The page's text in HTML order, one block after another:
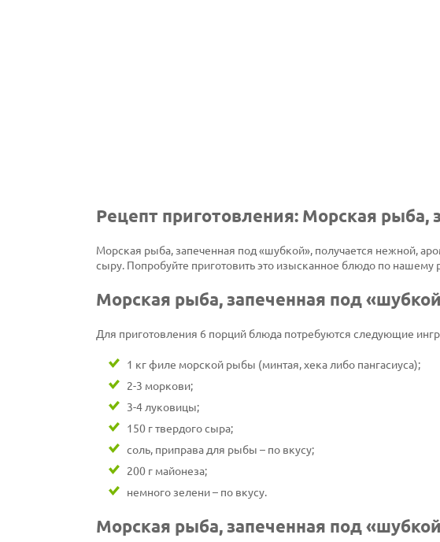
Рецепт приготовления: Морская рыба,
Морская рыба, запеченная под «шубкой», получается нежной,
сыру. Попробуйте приготовить это изысканное блюдо по
Морская рыба, запеченная под
Для приготовления 6 порций блюда потребуются следующие
1 кг филе морской рыбы (минтая, хека либо пангасиуса);
2-3 моркови;
3-4 луковицы;
150 г твердого сыра;
соль, приправа для рыбы – по вкусу;
200 г майонеза;
немного зелени – по вкусу.
Морская рыба, запеченная под